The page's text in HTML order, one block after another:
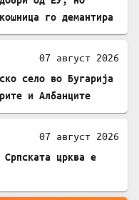
го демантира
07 август 2026
село во Бугарија
и Албанците
07 август 2026
црква е